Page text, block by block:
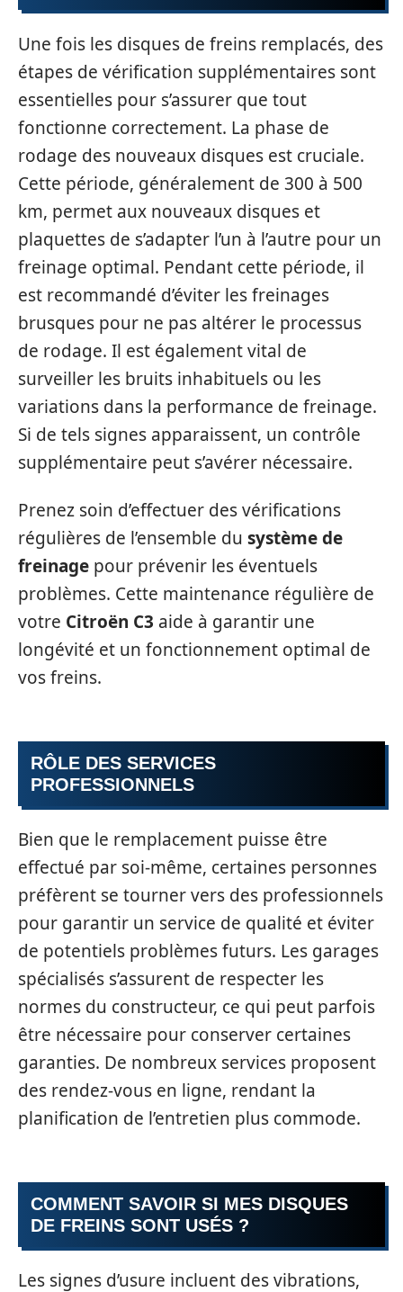
Une fois les disques de freins remplacés, des
étapes de vérification supplémentaires sont
essentielles pour s’assurer que tout
fonctionne correctement. La phase de
rodage des nouveaux disques est cruciale.
Cette période, généralement de 300 à 500
km, permet aux nouveaux disques et
plaquettes de s’adapter l’un à l’autre pour un
freinage optimal. Pendant cette période, il
est recommandé d’éviter les freinages
brusques pour ne pas altérer le processus
de rodage. Il est également vital de
surveiller les bruits inhabituels ou les
variations dans la performance de freinage.
Si de tels signes apparaissent, un contrôle
supplémentaire peut s’avérer nécessaire.
Prenez soin d’effectuer des vérifications
régulières de l’ensemble du système de
freinage pour prévenir les éventuels
problèmes. Cette maintenance régulière de
votre Citroën C3 aide à garantir une
longévité et un fonctionnement optimal de
vos freins.
RÔLE DES SERVICES
PROFESSIONNELS
Bien que le remplacement puisse être
effectué par soi-même, certaines personnes
préfèrent se tourner vers des professionnels
pour garantir un service de qualité et éviter
de potentiels problèmes futurs. Les garages
spécialisés s’assurent de respecter les
normes du constructeur, ce qui peut parfois
être nécessaire pour conserver certaines
garanties. De nombreux services proposent
des rendez-vous en ligne, rendant la
planification de l’entretien plus commode.
COMMENT SAVOIR SI MES DISQUES
DE FREINS SONT USÉS ?
Les signes d’usure incluent des vibrations,